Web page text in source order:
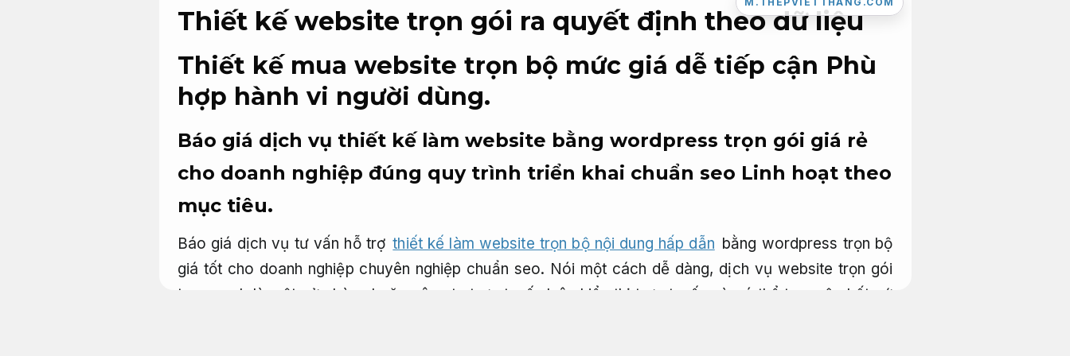
Thiết kế website trọn gói ra quyết định theo dữ liệu
Thiết kế mua website trọn bộ mức giá dễ tiếp cận Phù
hợp hành vi người dùng.
Báo giá dịch vụ thiết kế làm website bằng wordpress trọn gói giá rẻ
cho doanh nghiệp đúng quy trình triển khai chuẩn seo Linh hoạt theo
mục tiêu.
Báo giá dịch vụ tư vấn hỗ trợ thiết kế làm website trọn bộ nội dung hấp dẫn bằng wordpress trọn bộ
giá tốt cho doanh nghiệp chuyên nghiệp chuẩn seo. Nói một cách dễ dàng, dịch vụ website trọn gói
trang web là một cửa hàng hoặc công ty trực tuyến luôn hiển thị trực tuyến và có thể truy cập bất cứ